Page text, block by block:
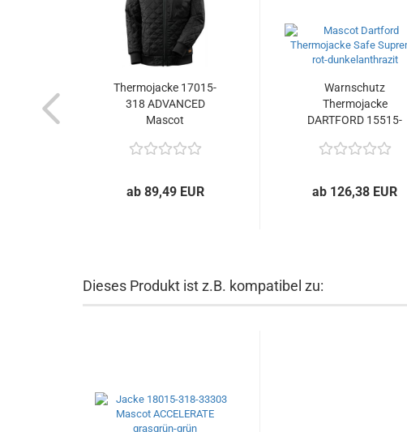
Thermojacke 17015-
318 ADVANCED
Mascot
ab 89,49 EUR
Warnschutz
Thermojacke
DARTFORD 15515-
ab 126,38 EUR
Dieses Produkt ist z.B. kompatibel zu: